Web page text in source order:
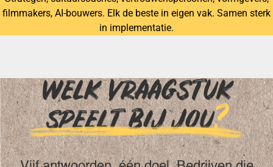
filmmakers, AI-bouwers. Elk de beste in eigen vak. Samen sterk
in implementatie.
WELK VRAAGSTUK
SPEELT BIJ JOU?